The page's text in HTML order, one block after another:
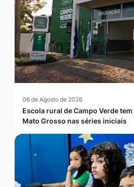
06 de Agosto de 2026
Escola rural de Campo Verde
Mato Grosso nas séries iniciais